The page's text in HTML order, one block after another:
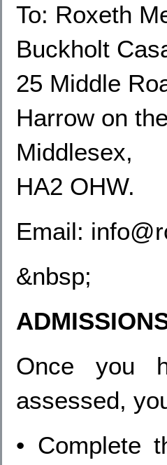
To: Roxeth
Buckholt
25 Middle
Harrow on
Middlesex,
HA2 OHW.
Email:
&nbsp;
Once you
assessed,
• Complete